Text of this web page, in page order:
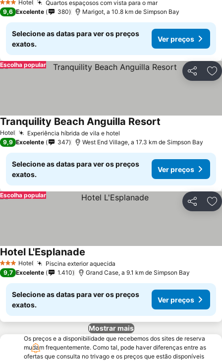
3 EstrelasHotel Quartos espaçosos com vista para o mar
9,6 Excelente 380 Marigot, a 10.8 km de Simpson Bay
Selecione as datas para ver os preços
exatos.
Ver preços
Partilhar
Escolha popular
Hotel Experiência híbrida de vila e hotel
Tranquility Beach Anguilla Resort
9,9 Excelente 347 West End Village, a 17.3 km de Simpson Bay
Selecione as datas para ver os preços
exatos.
Ver preços
Partilhar
Escolha popular
3 EstrelasHotel Piscina exterior aquecida
Hotel L'Esplanade
9,7 Excelente 1.410 Grand Case, a 9.1 km de Simpson Bay
Selecione as datas para ver os preços
exatos.
Ver preços
Mostrar mais
Os preços e a disponibilidade que recebemos dos sites de reserva
mudam frequentemente. Como tal, pode haver diferenças entre as
ofertas que consulta no trivago e os preços que estão disponíveis